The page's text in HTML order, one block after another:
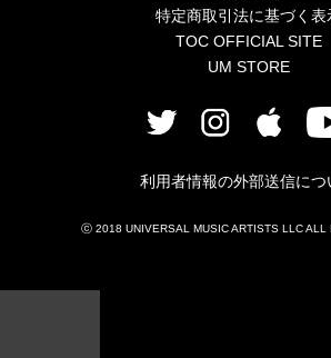
Sign In
特定商取引法に基づく表
TOC OFFICIAL SITE
UM STORE
利用者情報の外部送信につ
ⓒ 2018 UNIVERSAL MUSIC ARTISTS LLC ALL